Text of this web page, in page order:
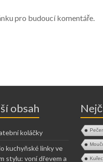
pro budoucí komentáře.
obsah
koláčky
kuchyňské linky ve
stylu: voní dřevem a